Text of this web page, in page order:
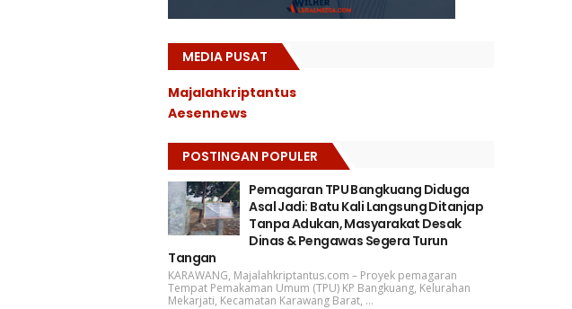
MEDIA PUSAT
Majalahkriptantus
Aesennews
POSTINGAN POPULER
Pemagaran TPU Bangkuang Diduga
Asal Jadi: Batu Kali Langsung Ditanjap
Tanpa Adukan, Masyarakat Desak
Dinas & Pengawas Segera Turun
Tangan
KARAWANG, Majalahkriptantus.com – Proyek pemagaran
Tempat Pemakaman Umum (TPU) KP Bangkuang, Kelurahan
Mekarjati, Kecamatan Karawang Barat, ...